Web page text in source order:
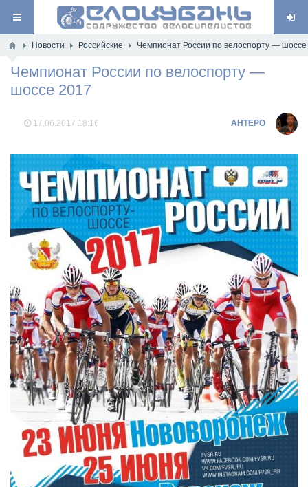
Новости Российские Чемпионат России по велоспорту —
Чемпионат России по велоспорту —
шоссе 2017
17.06.2017 18:16 AHTEPO